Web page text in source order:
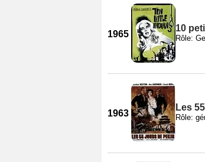
1965
10
Rôle:
1963
Les
Rôle: